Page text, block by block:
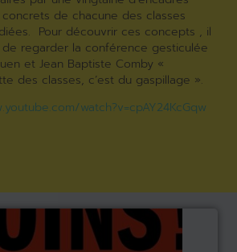
de chacune des classes
Pour découvrir ces concepts , il
regarder la conférence gesticulée
et Jean Baptiste Comby «
des classes, c’est du gaspillage ».
watch?v=cpAY24KcGqw